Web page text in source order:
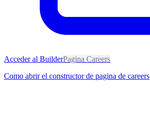
Acceder al BuilderPagina Careers
Como abrir el constructor de pagina de careers